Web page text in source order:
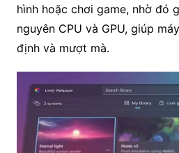
hình hoặc chơi game, nhờ đó
nguyên CPU và GPU, giúp
định và mượt mà.